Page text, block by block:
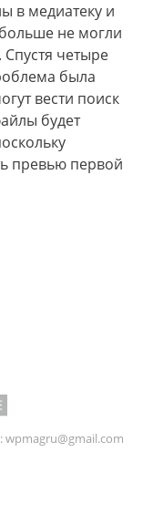
в медиатеку и
не могли
четыре
была
вести поиск
будет
превью первой
wpmagru@gmail.com